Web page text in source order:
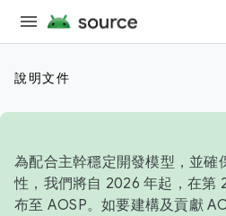
說明文件
為配合主幹穩定開發模型，並確
性，我們將自 2026 年起，在第
布至 AOSP。如要建構及貢獻